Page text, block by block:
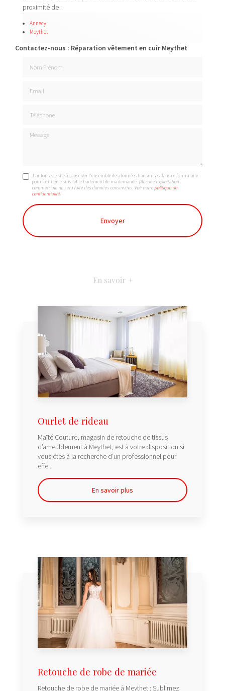
proximité de :
Annecy
Meythet
Contactez-nous : Réparation vêtement en cuir Meythet
Message
J'autorise ce site à conserver l'ensemble des données transmises dans ce formulaire
pour faciliter le suivi et le traitement de ma demande. (Aucune exploitation
commerciale ne sera faite des données conservées. Voir notre politique de
confidentialité)
En savoir +
Ourlet de rideau
Maïté Couture, magasin de retouche de tissus
d’ameublement à Meythet, est à votre disposition si
vous êtes à la recherche d’un professionnel pour
effe...
En savoir plus
Retouche de robe de mariée
Retouche de robe de mariée à Meythet : Sublimez